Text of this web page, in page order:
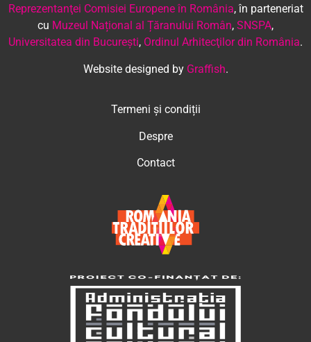
Reprezentanţei Comisiei Europene în România, în parteneriat
cu Muzeul Național al Țăranului Român, SNSPA,
Universitatea din București, Ordinul Arhitecţilor din România.
Website designed by Graffish.
Termeni și condiții
Despre
Contact